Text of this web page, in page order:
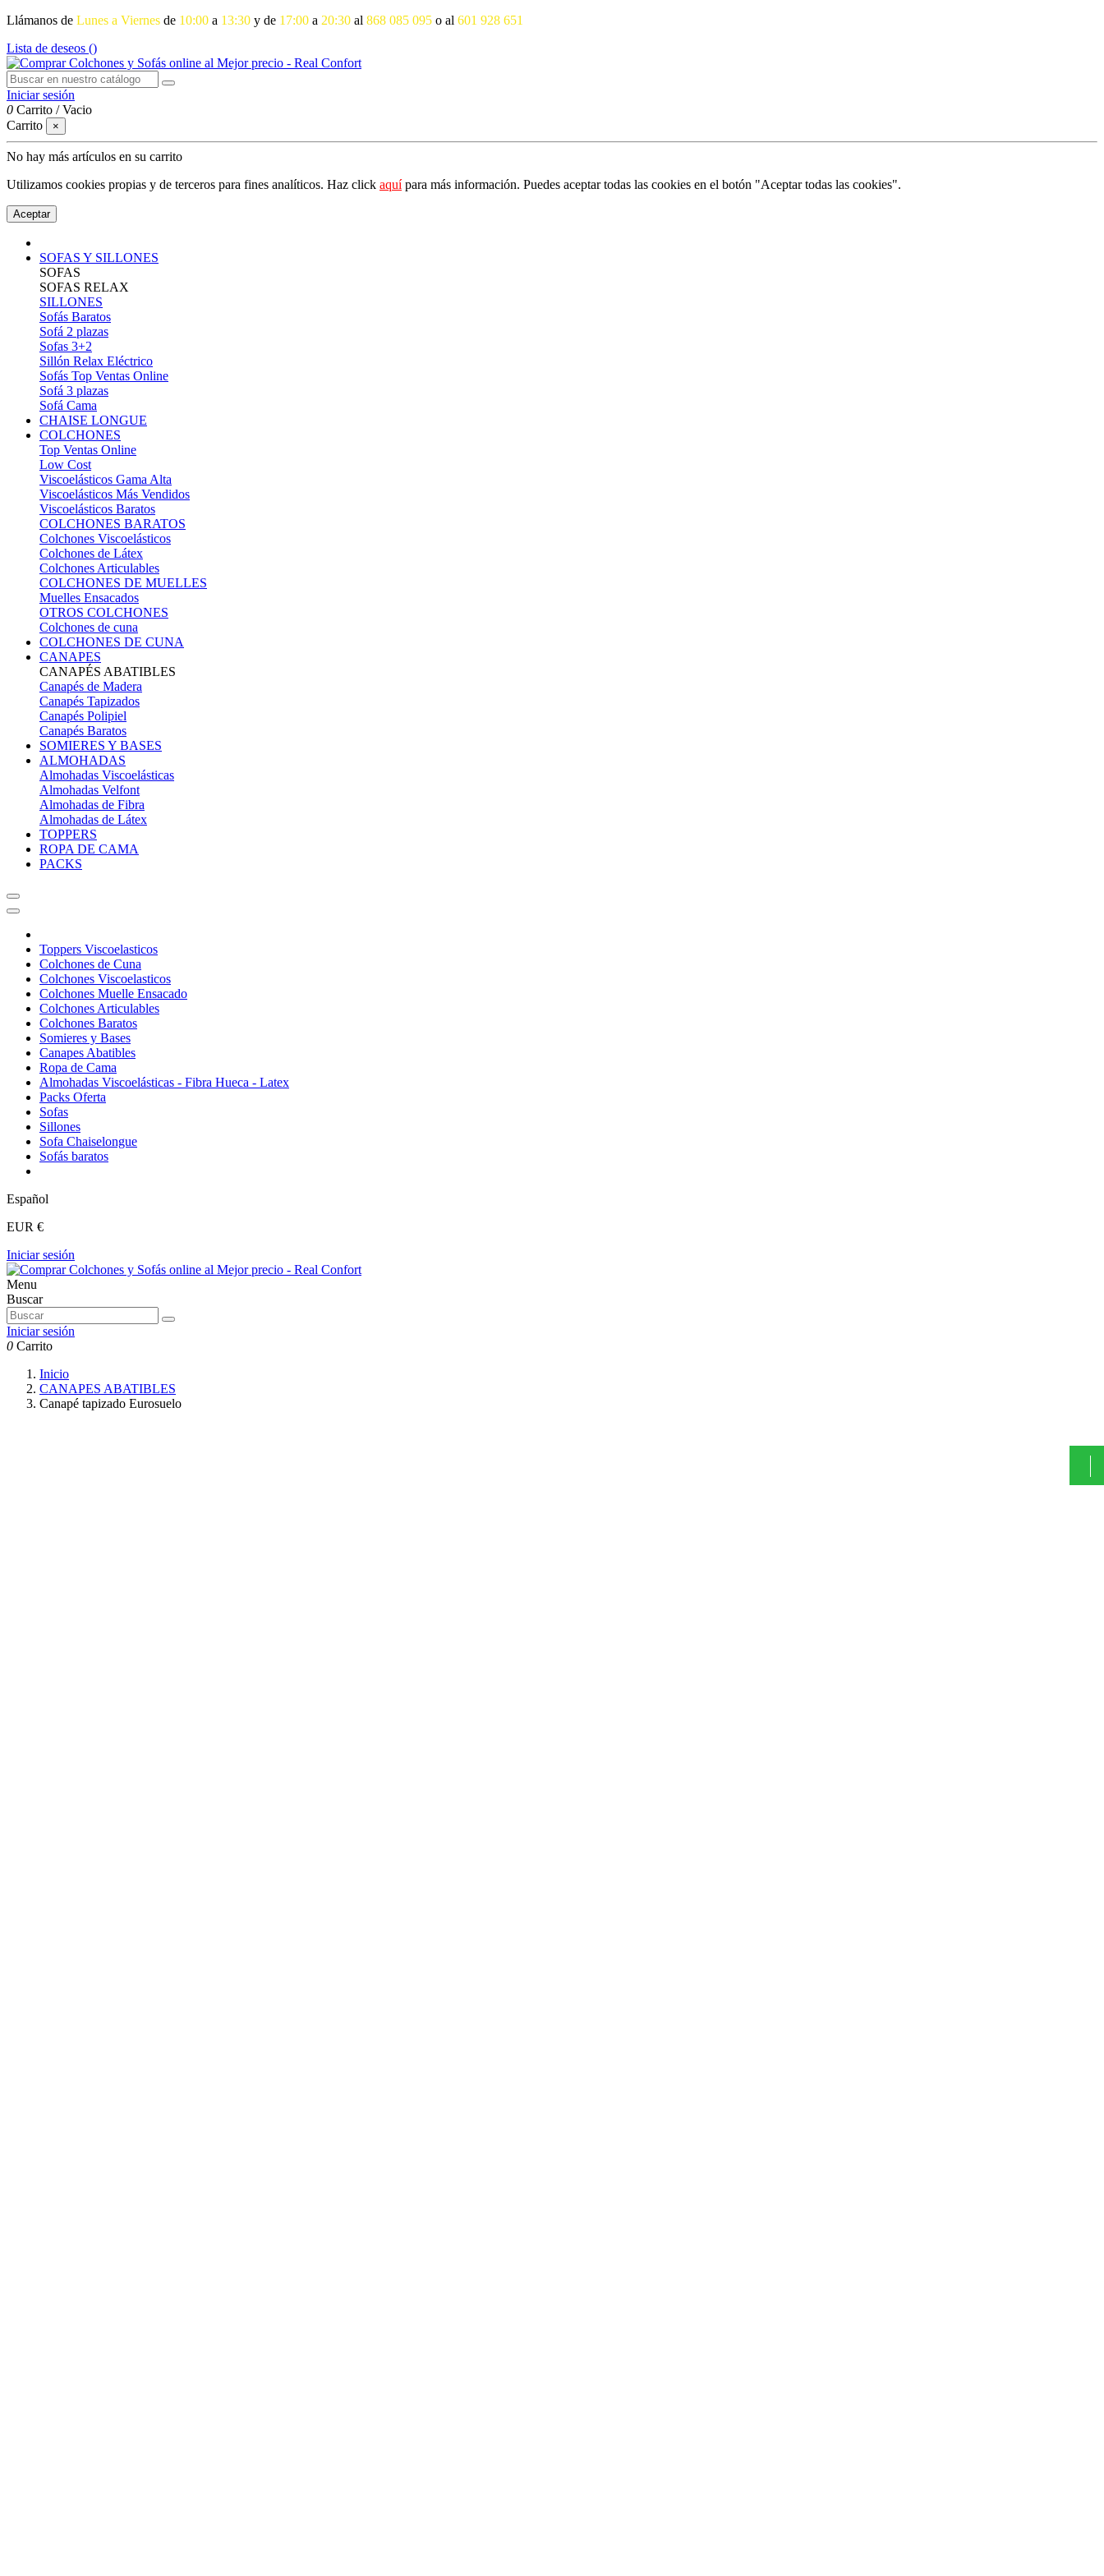
Llámanos de Lunes a Viernes de 10:00 a 13:30 y de 17:00 a 20:30 al 868 085 095 o al 601 928 651
Lista de deseos ()
Iniciar sesión
0 Carrito /Vacio
Carrito
×
No hay más artículos en su carrito
Utilizamos cookies propias y de terceros para fines analíticos. Haz click aquípara más información. Puedes aceptar todas las cookies en el botón "Aceptar todas las cookies".
Aceptar
SOFAS Y SILLONES
SOFAS
SOFAS RELAX
SILLONES
Sofás Baratos
Sofá 2 plazas
Sofas 3+2
Sillón Relax Eléctrico
Sofás Top Ventas Online
Sofá 3 plazas
Sofá Cama
CHAISE LONGUE
COLCHONES
Top Ventas Online
Low Cost
Viscoelásticos Gama Alta
Viscoelásticos Más Vendidos
Viscoelásticos Baratos
COLCHONES BARATOS
Colchones Viscoelásticos
Colchones de Látex
Colchones Articulables
COLCHONES DE MUELLES
Muelles Ensacados
OTROS COLCHONES
Colchones de cuna
COLCHONES DE CUNA
CANAPES
CANAPÉS ABATIBLES
Canapés de Madera
Canapés Tapizados
Canapés Polipiel
Canapés Baratos
SOMIERES Y BASES
ALMOHADAS
Almohadas Viscoelásticas
Almohadas Velfont
Almohadas de Fibra
Almohadas de Látex
TOPPERS
ROPA DE CAMA
PACKS
Toppers Viscoelasticos
Colchones de Cuna
Colchones Viscoelasticos
Colchones Muelle Ensacado
Colchones Articulables
Colchones Baratos
Somieres y Bases
Canapes Abatibles
Ropa de Cama
Almohadas Viscoelásticas - Fibra Hueca - Latex
Packs Oferta
Sofas
Sillones
Sofa Chaiselongue
Sofás baratos
Español
EUR €
Iniciar sesión
Menu
Buscar
Iniciar sesión
0 Carrito
Inicio
CANAPES ABATIBLES
Canapé tapizado Eurosuelo